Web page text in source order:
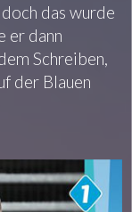
das wurde
er dann
Schreiben,
der Blauen